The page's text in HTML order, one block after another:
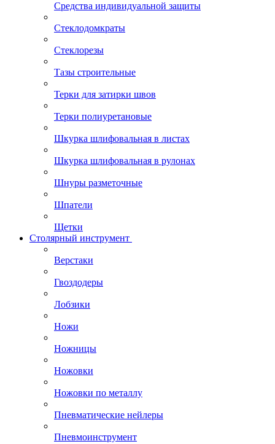
Средства индивидуальной защиты
Стеклодомкраты
Стеклорезы
Тазы строительные
Терки для затирки швов
Терки полиуретановые
Шкурка шлифовальная в листах
Шкурка шлифовальная в рулонах
Шнуры разметочные
Шпатели
Щетки
Столярный инструмент
Верстаки
Гвоздодеры
Лобзики
Ножи
Ножницы
Ножовки
Ножовки по металлу
Пневматические нейлеры
Пневмоинструмент